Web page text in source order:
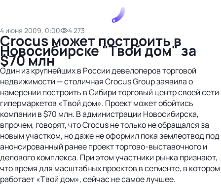
4 июня 2009, 0:00 4 273
Crocus может построить в
Новосибирске "Твой дом" за
$70 млн
Один из крупнейших в России девелоперов торговой
недвижимости — столичная Crocus Group заявила о
намерении построить в Сибири торговый центр своей сети
гипермаркетов «Твой дом». Проект может обойтись
компании в $70 млн. В администрации Новосибирска,
впрочем, говорят, что Crocus не только не обращался за
новым участком, но даже не оформил пока землеотвод под
анонсированный ранее проект торгово-выставочного и
делового комплекса. При этом участники рынка признают,
что время для масштабных проектов в сегменте, в котором
работает «Твой дом», сейчас не самое лучшее.